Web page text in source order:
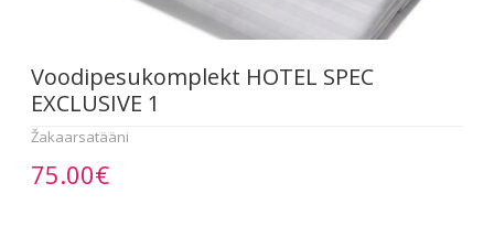
Voodipesukomplekt HOTEL SPEC
EXCLUSIVE 1
Žakaarsatääni
75.00€